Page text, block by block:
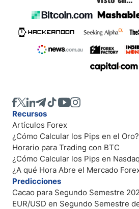
Recursos
Artículos Forex
¿Cómo Calcular los Pips en el Oro?
Horario para Trading con BTC
¿Cómo Calcular los Pips en
¿A qué Hora Abre el Mercado
Predicciones
Cacao para Segundo Semestre
EUR/USD en Segundo Semestre